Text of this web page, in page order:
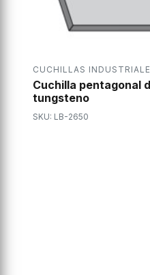
CUCHILLAS
Cuchilla pentagonal
tungsteno
SKU: LB-2650